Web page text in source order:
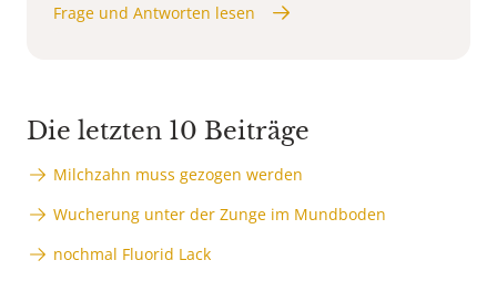
Frage und Antworten lesen
Die letzten 10 Beiträge
Milchzahn muss gezogen werden
Wucherung unter der Zunge im Mundboden
nochmal Fluorid Lack